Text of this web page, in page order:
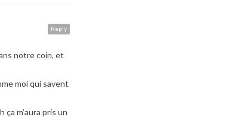
Reply
notre coin, et
moi qui savent
m’aura pris un